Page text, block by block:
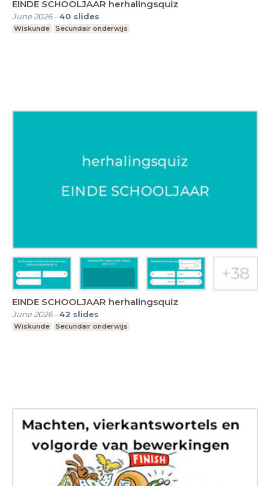
EINDE SCHOOLJAAR herhalingsquiz
June 2026- 40 slides
Wiskunde Secundair onderwijs
EINDE SCHOOLJAAR herhalingsquiz
June 2026- 42 slides
Wiskunde Secundair onderwijs